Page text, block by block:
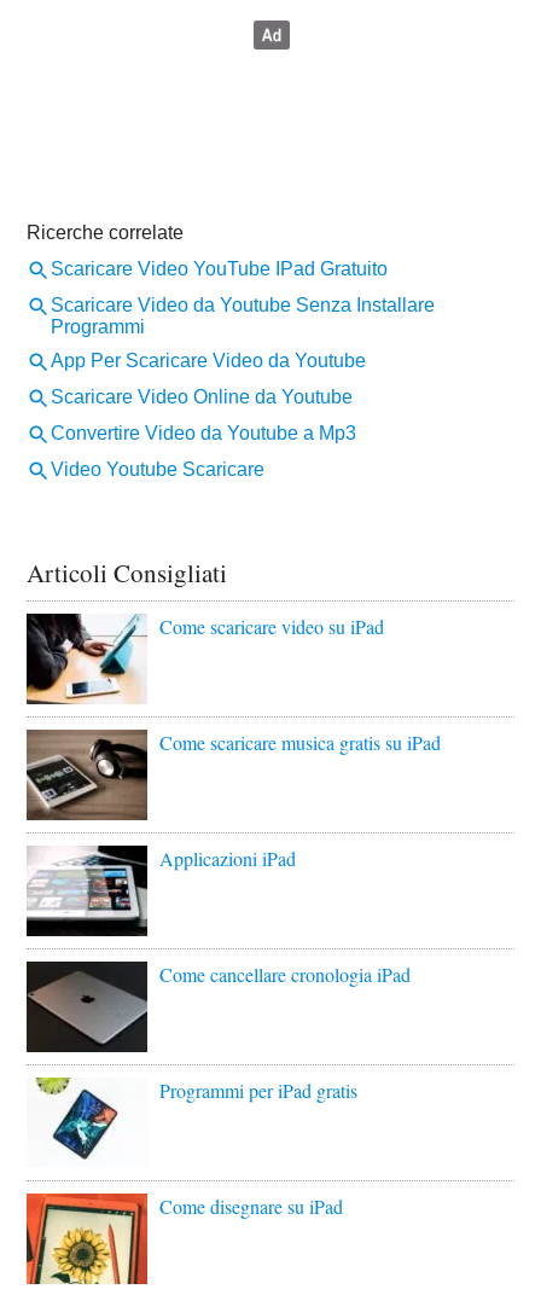
Articoli Consigliati
Come scaricare video su iPad
Come scaricare musica gratis su iPad
Applicazioni iPad
Come cancellare cronologia iPad
Programmi per iPad gratis
Come disegnare su iPad